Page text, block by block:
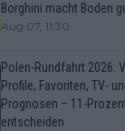
Borghini macht Boden
Aug 07, 11:30
Polen-Rundfahrt 2026:
Profile, Favoriten, TV-
Prognosen – 11-
entscheiden